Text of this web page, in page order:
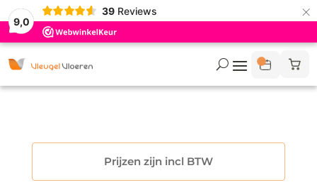
9,0
39 Reviews ×
Prijzen zijn incl BTW